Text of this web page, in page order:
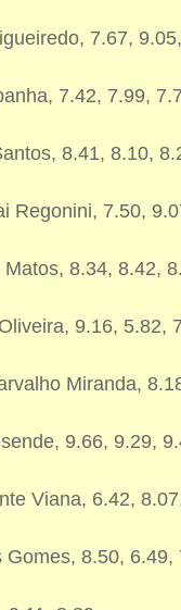
7.67,
7.42, 7.99,
8.41, 8.10,
Regonini, 7.50,
8.34, 8.42,
9.16, 5.82,
Miranda,
9.66, 9.29,
Viana, 6.42,
8.50, 6.49,